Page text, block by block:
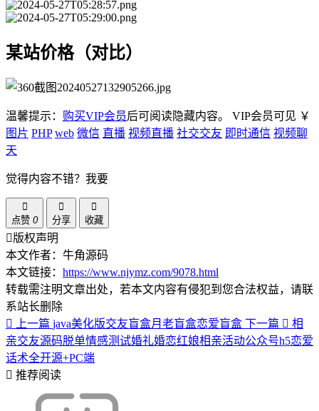
某站价格（对比）
温馨提示： 购买VIP会员后可阅读隐藏内容。 VIP会员可见 ￥
图片 PHP web 微信 直播 视频直播 社交交友 即时通信 视频聊
天
觉得内容不错？我要
点赞 0 分享 收藏
版权声明
本文作者：牛角源码
本文链接： https://www.njymz.com/9078.html
转载需注明文章出处，若本文内容有侵犯到您合法权益，请联
系站长删除
上一篇 java美化版交友盲盒月老盲盒恋爱盲盒 下一篇
相
亲交友源码脱单情感测试婚礼婚恋红娘相亲活动公众号h5恋爱
话术全开源+PC端
推荐阅读